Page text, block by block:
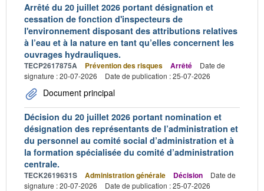
Arrêté du 20 juillet 2026 portant désignation et
cessation de fonction d'inspecteurs de
l'environnement disposant des attributions relatives
à l’eau et à la nature en tant qu’elles concernent les
ouvrages hydrauliques.
TECP2617875A Prévention des risques Arrêté
Date de
signature : 20-07-2026
Date de publication : 25-07-2026
Document principal
Décision du 20 juillet 2026 portant nomination et
désignation des représentants de l’administration et
du personnel au comité social d’administration et à
la formation spécialisée du comité d’administration
centrale.
TECK2619631S Administration générale Décision
Date de
signature : 20-07-2026
Date de publication : 25-07-2026